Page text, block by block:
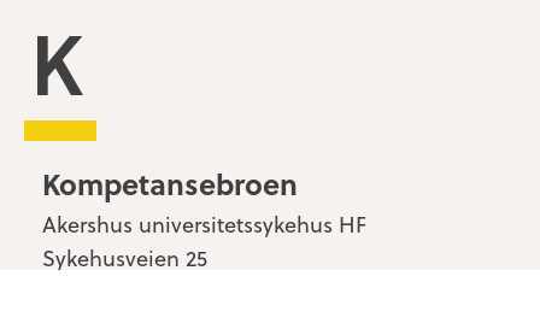
Kompetansebroen
Kompetansebroen
Akershus universitetssykehus HF
Sykehusveien 25